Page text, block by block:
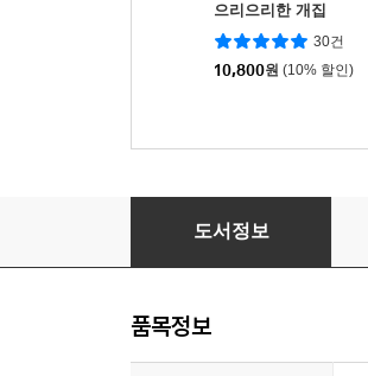
으리으리한 개집
30건
10,800원 (10% 할인)
로쿠베, 조금만 기다려
도서정보
품목정보